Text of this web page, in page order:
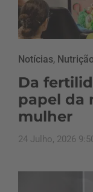
Notícias,
Da
papel da
mulher
24 Julho, 2026